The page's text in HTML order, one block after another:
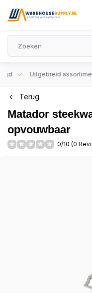
Uitgebreid
Terug
Matador
opvouwbaar
0/10 (0